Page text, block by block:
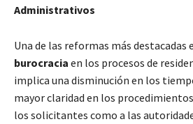
Administrativos
Una de las reformas más destacadas
burocracia en los procesos de
implica una disminución en los
mayor claridad en los
los solicitantes como a las